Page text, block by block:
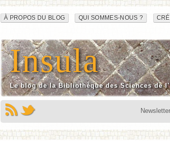
Navigation
du
site
Aller
À PROPOS DU BLOG QUI SOMMES-NOUS ?
Insula
Le blog de la Bibliothèque des Sciences de